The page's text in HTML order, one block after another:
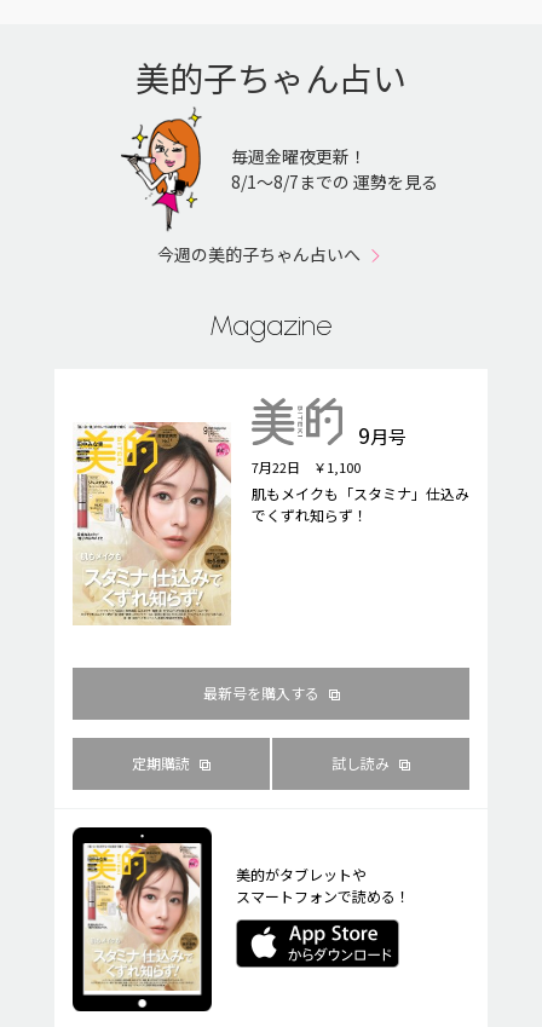
美的子ちゃん占い
毎週金曜夜更新！
8/1〜8/7までの 運勢を見る
今週の美的子ちゃん占いへ
Magazine
9月号
7月22日 ￥1,100
肌もメイクも「スタミナ」仕込み
でくずれ知らず！
最新号を購入する
定期購読 試し読み
美的がタブレットや
スマートフォンで読める！